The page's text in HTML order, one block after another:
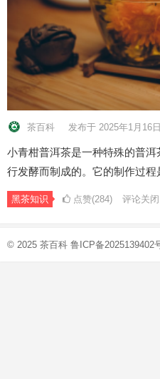
茶百科 发布于 2025年1月16日
小青柑普洱茶是一种特殊的普
行发酵而制成的。它的制作过
黑茶知识 点赞(284) 评论关闭
© 2025 茶百科 鲁ICP备2025139402